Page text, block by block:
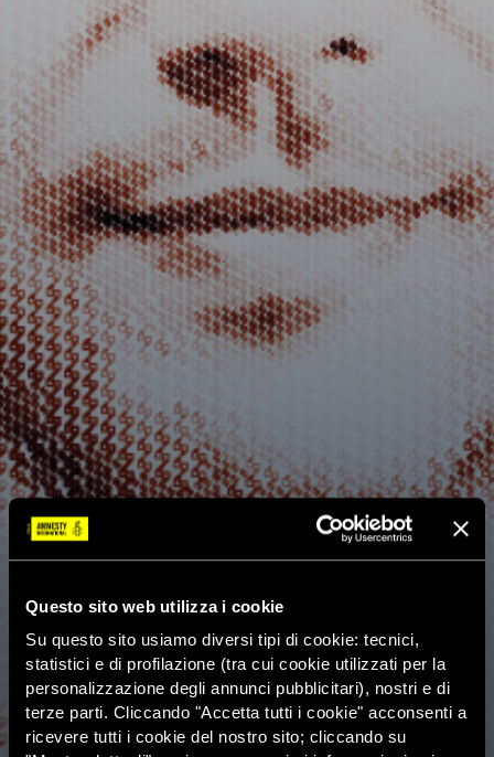
Questo sito web utilizza i cookie
Su questo sito usiamo diversi tipi di cookie: tecnici,
statistici e di profilazione (tra cui cookie utilizzati per la
personalizzazione degli annunci pubblicitari), nostri e di
terze parti. Cliccando "Accetta tutti i cookie" acconsenti a
ricevere tutti i cookie del nostro sito; cliccando su